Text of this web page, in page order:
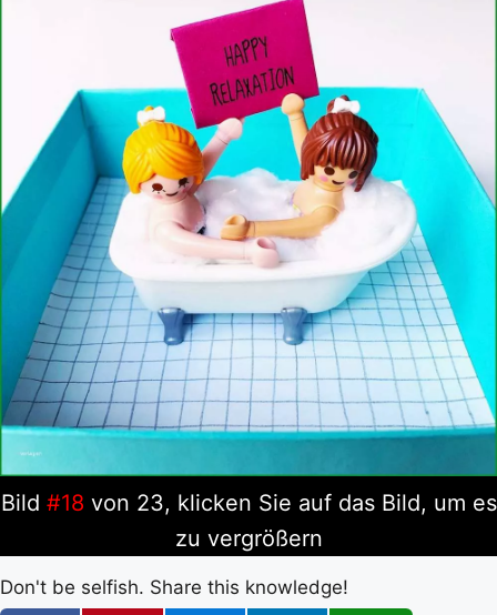
Bild #18 von 23, klicken Sie auf das Bild, um es
zu vergrößern
Don't be selfish. Share this knowledge!